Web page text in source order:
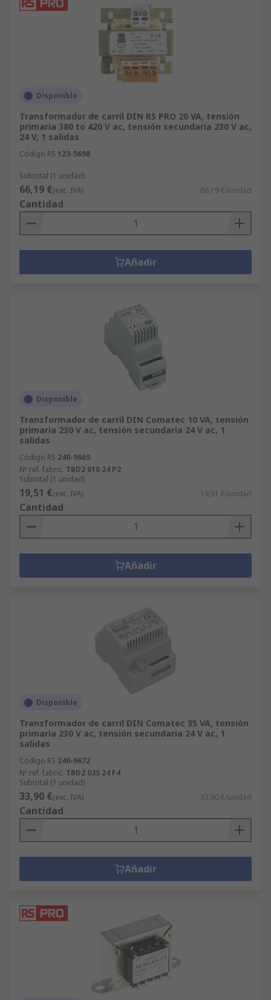
Disponible
Transformador de carril DIN RS PRO 20 VA, tensión
primaria 380 to 420 V ac, tensión secundaria 230 V ac,
24 V, 1 salidas
Código RS 123-5698
Subtotal (1 unidad)
66,19 €(exc. IVA) 66,19 €/unidad
Cantidad
Añadir
Disponible
Transformador de carril DIN Comatec 10 VA, tensión
primaria 230 V ac, tensión secundaria 24 V ac, 1
salidas
Código RS 240-9669
Nº ref. fabric. TBD2 010 24 P2
Subtotal (1 unidad)
19,51 €(exc. IVA) 19,51 €/unidad
Cantidad
Añadir
Disponible
Transformador de carril DIN Comatec 35 VA, tensión
primaria 230 V ac, tensión secundaria 24 V ac, 1
salidas
Código RS 240-9672
Nº ref. fabric. TBD2 035 24 F4
Subtotal (1 unidad)
33,90 €(exc. IVA) 33,90 €/unidad
Cantidad
Añadir